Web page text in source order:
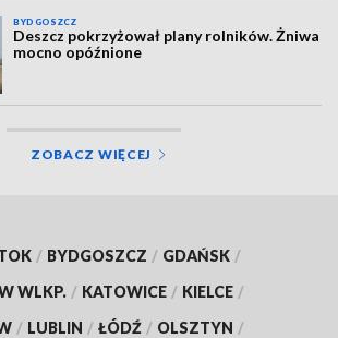
BYDGOSZCZ
Deszcz pokrzyżował plany rolników. Żniwa
mocno opóźnione
ZOBACZ WIĘCEJ
/ BYDGOSZCZ / GDAŃSK /
WLKP. / KATOWICE / KIELCE /
/ LUBLIN / ŁÓDŹ / OLSZTYN /